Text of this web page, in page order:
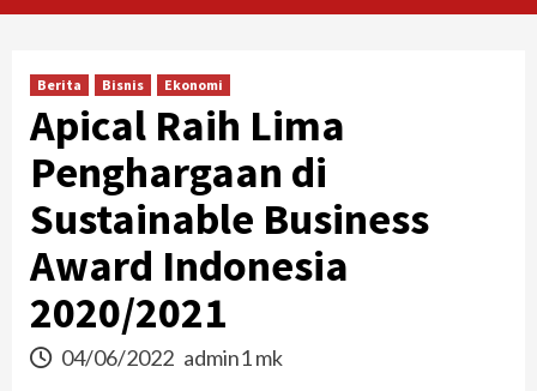
Berita Bisnis Ekonomi
Apical Raih Lima
Penghargaan di
Sustainable Business
Award Indonesia
2020/2021
04/06/2022 admin1 mk